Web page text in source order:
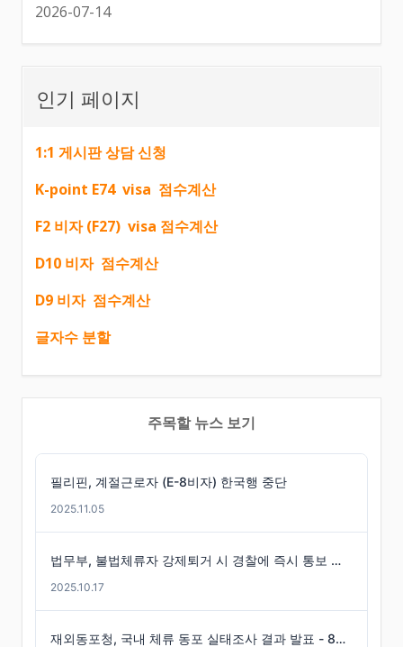
2026-07-14
인기 페이지
1:1 게시판 상담 신청
K-point E74 visa 점수계산
F2 비자 (F27) visa 점수계산
D10 비자 점수계산
D9 비자 점수계산
글자수 분할
주목할 뉴스 보기
필리핀, 계절근로자 (E-8비자) 한국행 중단
2025.11.05
법무부, 불법체류자 강제퇴거 시 경찰에 즉시 통보 제도 마련
2025.10.17
재외동포청, 국내 체류 동포 실태조사 결과 발표 - 86만 명 체류 통계 발표